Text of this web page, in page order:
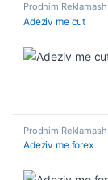
Prodhim Reklamash
Adeziv me cut
Prodhim Reklamash
Adeziv me forex